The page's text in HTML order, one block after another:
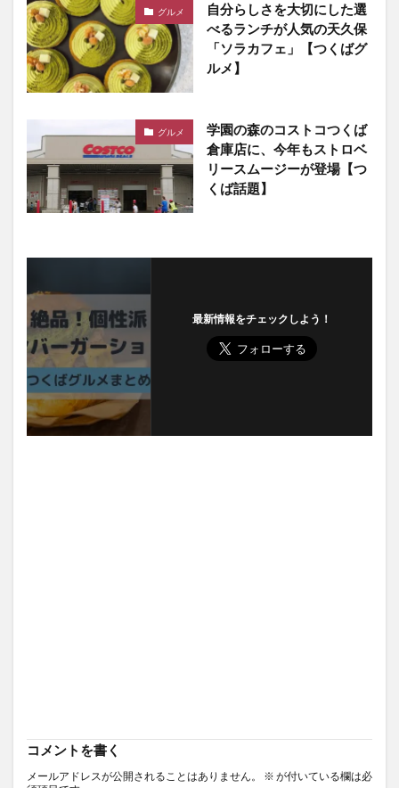
グルメ
自分らしさを大切にした選
べるランチが人気の天久保
「ソラカフェ」【つくばグ
ルメ】
グルメ
学園の森のコストコつくば
倉庫店に、今年もストロベ
リースムージーが登場【つ
くば話題】
最新情報をチェックしよう！
コメントを書く
メールアドレスが公開されることはありません。 ※ が付いている欄は必